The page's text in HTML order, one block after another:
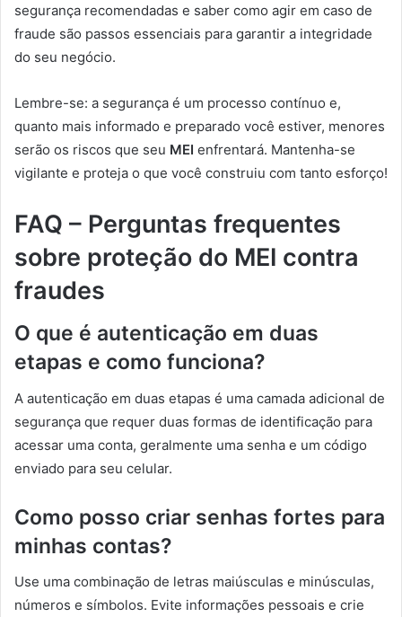
segurança recomendadas e saber como agir em caso de
fraude são passos essenciais para garantir a integridade
do seu negócio.
Lembre-se: a segurança é um processo contínuo e,
quanto mais informado e preparado você estiver, menores
serão os riscos que seu MEI enfrentará. Mantenha-se
vigilante e proteja o que você construiu com tanto esforço!
FAQ – Perguntas frequentes
sobre proteção do MEI contra
fraudes
O que é autenticação em duas
etapas e como funciona?
A autenticação em duas etapas é uma camada adicional de
segurança que requer duas formas de identificação para
acessar uma conta, geralmente uma senha e um código
enviado para seu celular.
Como posso criar senhas fortes para
minhas contas?
Use uma combinação de letras maiúsculas e minúsculas,
números e símbolos. Evite informações pessoais e crie